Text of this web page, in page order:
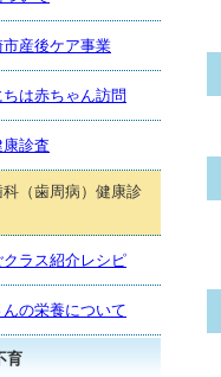
市産後ケア事業
ちは赤ちゃん訪問
康診査
科（歯周病）健康診
クラス紹介レシピ
の栄養について
育